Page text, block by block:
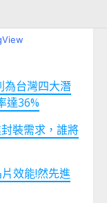
為台灣四大潛
達36%
裝需求，誰將
效能!然先進